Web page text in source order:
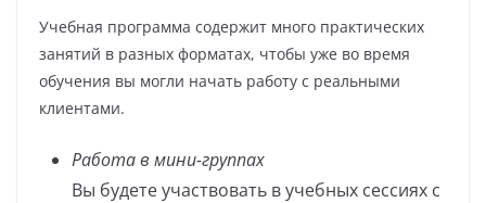
Учебная программа содержит много практических
занятий в разных форматах, чтобы уже во время
обучения вы могли начать работу с реальными
клиентами.
Работа в мини-группах
Вы будете участвовать в учебных сессиях с